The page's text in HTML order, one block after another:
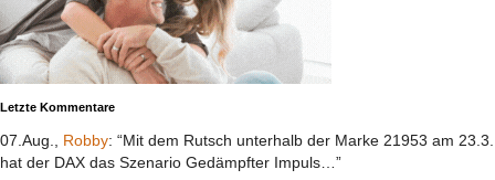
Letzte Kommentare
07.Aug., Robby: “Mit dem Rutsch unterhalb der Marke 21953 am 23.3.
hat der DAX das Szenario Gedämpfter Impuls…”